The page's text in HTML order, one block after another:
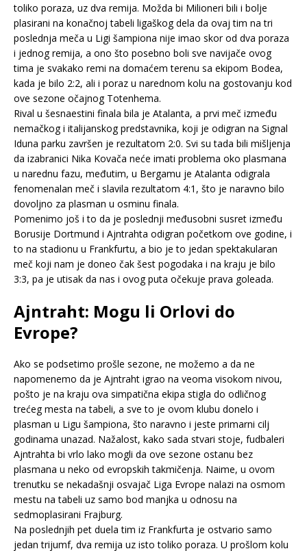
toliko poraza, uz dva remija. Možda bi Milioneri bili i bolje
plasirani na konačnoj tabeli ligaškog dela da ovaj tim na tri
poslednja meča u Ligi šampiona nije imao skor od dva poraza
i jednog remija, a ono što posebno boli sve navijače ovog
tima je svakako remi na domaćem terenu sa ekipom Bodea,
kada je bilo 2:2, ali i poraz u narednom kolu na gostovanju kod
ove sezone očajnog Totenhema.
Rival u šesnaestini finala bila je Atalanta, a prvi meč između
nemačkog i italijanskog predstavnika, koji je odigran na Signal
Iduna parku završen je rezultatom 2:0. Svi su tada bili mišljenja
da izabranici Nika Kovača neće imati problema oko plasmana
u narednu fazu, međutim, u Bergamu je Atalanta odigrala
fenomenalan meč i slavila rezultatom 4:1, što je naravno bilo
dovoljno za plasman u osminu finala.
Pomenimo još i to da je poslednji međusobni susret između
Borusije Dortmund i Ajntrahta odigran početkom ove godine, i
to na stadionu u Frankfurtu, a bio je to jedan spektakularan
meč koji nam je doneo čak šest pogodaka i na kraju je bilo
3:3, pa je utisak da nas i ovog puta očekuje prava goleada.
Ajntraht: Mogu li Orlovi do
Evrope?
Ako se podsetimo prošle sezone, ne možemo a da ne
napomenemo da je Ajntraht igrao na veoma visokom nivou,
pošto je na kraju ova simpatična ekipa stigla do odličnog
trećeg mesta na tabeli, a sve to je ovom klubu donelo i
plasman u Ligu šampiona, što naravno i jeste primarni cilj
godinama unazad. Nažalost, kako sada stvari stoje, fudbaleri
Ajntrahta bi vrlo lako mogli da ove sezone ostanu bez
plasmana u neko od evropskih takmičenja. Naime, u ovom
trenutku se nekadašnji osvajač Liga Evrope nalazi na osmom
mestu na tabeli uz samo bod manjka u odnosu na
sedmoplasirani Frajburg.
Na poslednjih pet duela tim iz Frankfurta je ostvario samo
jedan trijumf, dva remija uz isto toliko poraza. U prošlom kolu